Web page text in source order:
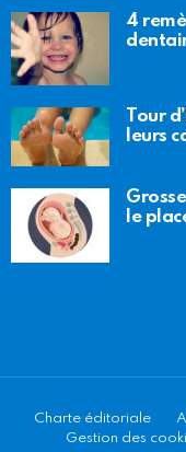
4
Tour
leurs
le
Charte éditoriale
Gestion des